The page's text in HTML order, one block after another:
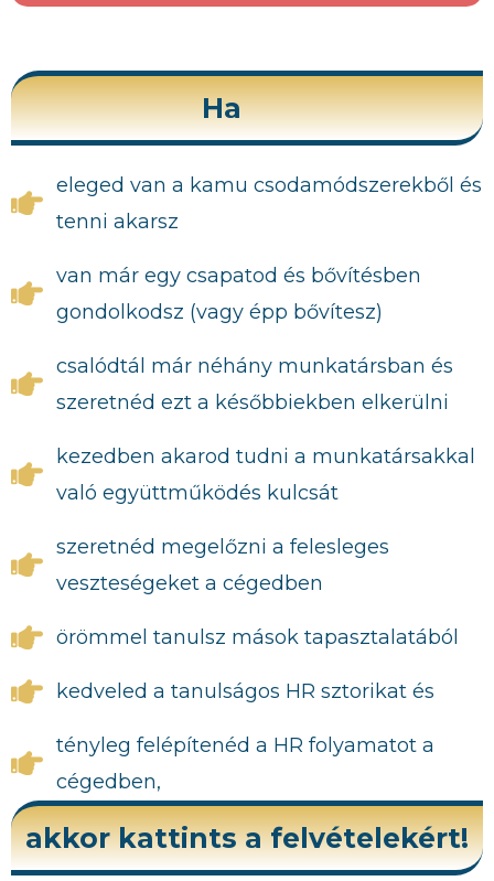
Ha
eleged van a kamu csodamódszerekből és
tenni akarsz
van már egy csapatod és bővítésben
gondolkodsz (vagy épp bővítesz)
csalódtál már néhány munkatársban és
szeretnéd ezt a későbbiekben elkerülni
kezedben akarod tudni a munkatársakkal
való együttműködés kulcsát
szeretnéd megelőzni a felesleges
veszteségeket a cégedben
örömmel tanulsz mások tapasztalatából
kedveled a tanulságos HR sztorikat és
tényleg felépítenéd a HR folyamatot a
cégedben,
akkor kattints a felvételekért!